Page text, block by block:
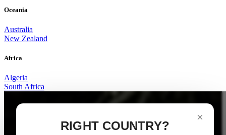
Oceania
Australia
New Zealand
Africa
Algeria
South Africa
×
RIGHT COUNTRY?